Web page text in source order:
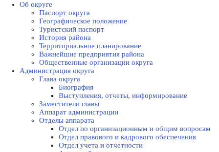
Об округе
Паспорт округа
Географическое положение
Туристский паспорт
История района
Территориальное планирование
Важнейшие предприятия района
Общественные организации округа
Администрация округа
Глава округа
Биография
Выступления, отчеты, информирование
Заместители главы
Аппарат администрации
Отделы аппарата
Отдел по организационным и общим вопросам
Отдел правового и кадрового обеспечения
Отдел учета и отчетности